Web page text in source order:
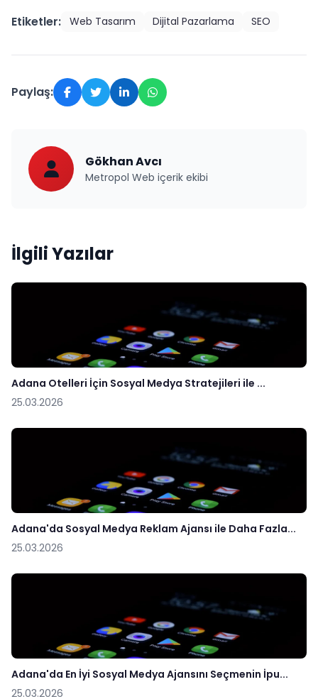
Etiketler: Web Tasarım Dijital Pazarlama SEO
Paylaş:
Gökhan Avcı
Metropol Web içerik ekibi
İlgili Yazılar
Adana Otelleri İçin Sosyal Medya Stratejileri ile ...
25.03.2026
Adana'da Sosyal Medya Reklam Ajansı ile Daha Fazla...
25.03.2026
Adana'da En İyi Sosyal Medya Ajansını Seçmenin İpu...
25.03.2026